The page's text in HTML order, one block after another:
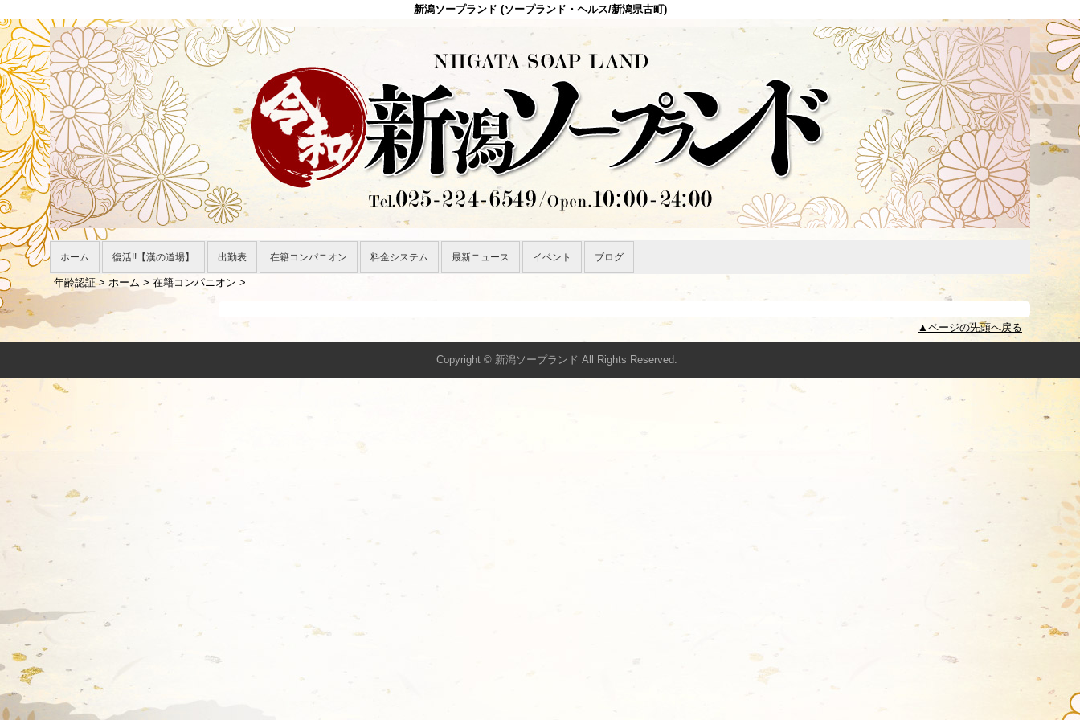
新潟ソープランド (ソープランド・ヘルス/新潟県古町)
ホーム 復活!!【漢の道場】 出勤表 在籍コンパニオン 料金システム 最新ニュース イベント ブログ
年齢認証> ホーム > 在籍コンパニオン >
▲ページの先頭へ戻る
Copyright © 新潟ソープランド All Rights Reserved.